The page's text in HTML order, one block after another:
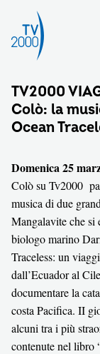
TV2000
Colò: la
Ocean
Domenica 25
Colò su Tv2000
musica di due
Mangalavite che
biologo marino
Traceless: un
dall’Ecuador al
documentare la
costa Pacifica. II
alcuni tra i più
contenute nel libro